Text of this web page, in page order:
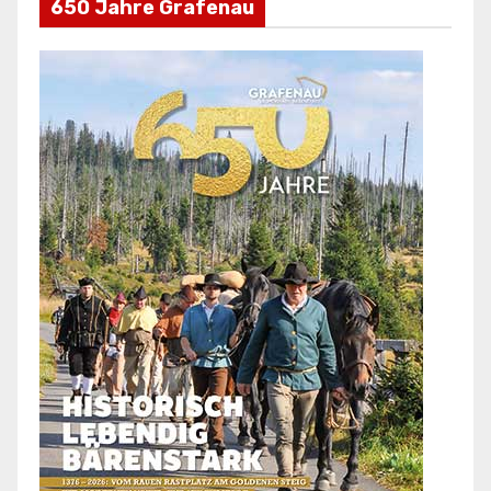
650 Jahre Grafenau